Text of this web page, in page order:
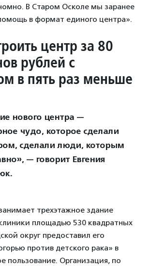
В Старом Осколе мы заранее
в формат единого центра».
центр за 80
рублей с
в пять раз меньше
нового центра —
чудо, которое сделали
сделали люди, которым
— говорит Евгения
трехэтажное здание
площадью 530 квадратных
округ предоставил его
против детского рака» в
пользование. Организация, по